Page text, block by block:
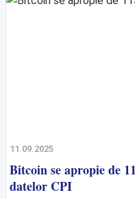
11.09.2025
Bitcoin se apropie de
datelor CPI